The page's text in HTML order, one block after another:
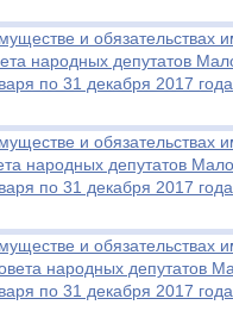
и обязательствах
народных депутатов
по 31 декабря 2017 года
и обязательствах
народных депутатов
по 31 декабря 2017 года
и обязательствах
народных депутатов
по 31 декабря 2017 года